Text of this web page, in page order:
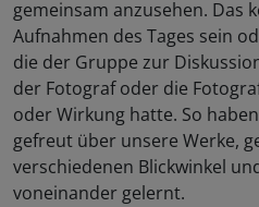
gemeinsam anzusehen. Das
Aufnahmen des Tages sein
die der Gruppe zur
der Fotograf oder die
oder Wirkung hatte. So
gefreut über unsere Werke,
verschiedenen Blickwinkel
voneinander gelernt.